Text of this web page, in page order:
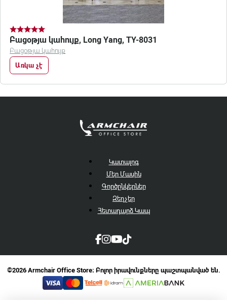
Բացօթյա կահույք, Long Yang, TY-8031
Բացօթյա կահույք
Առկա չէ
Կատալոգ
Մեր Մասին
Գործընկերներ
Զեղչեր
Հետադարձ Կապ
©2026 Armchair Office Store։ Բոլոր իրավունքները պաշտպանված են.